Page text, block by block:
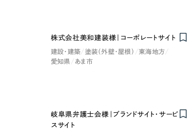
株式会社美和建装様｜コーポレートサイト
建設・建築 塗装（外壁・屋根）
東海地方
愛知県
あま市
岐阜県弁護士会様｜ブランドサイト・サービ
スサイト